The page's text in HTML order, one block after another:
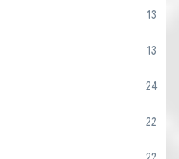
13
13
24
22